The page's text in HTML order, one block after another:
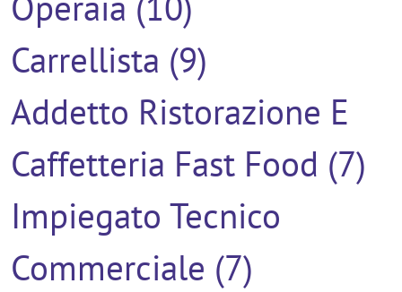
Carrellista (9)
Addetto Ristorazione E
Caffetteria Fast Food (7)
Impiegato Tecnico
Commerciale (7)